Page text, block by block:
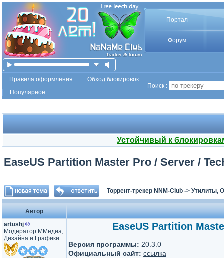
Портал
Форум
Правила оформления
Обход блокировок
Популярное
Поиск :
Устойчивый к
EaseUS Partition Master Pro / Server /
Торрент-трекер NNM-Club -> Утилиты,
Автор
artushj ®
Модератор ММедиа,
Дизайна и Графики
EaseUS Partition
Версия программы: 20.3.0
Официальный сайт: ссылка